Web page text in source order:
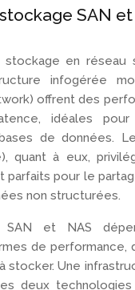
SAN
en réseau
infogérée
offrent des
idéales pour
de données.
quant à eux,
parfaits pour le
non structurées.
et NAS
de performance,
stocker. Une
deux